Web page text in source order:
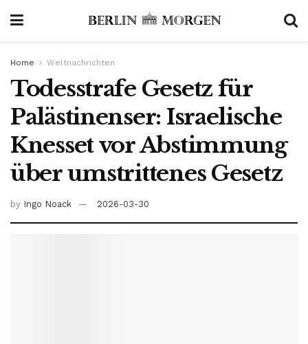
Home Weltnachrichten
Todesstrafe Gesetz für
Palästinenser: Israelische
Knesset vor Abstimmung
über umstrittenes Gesetz
by Ingo Noack 2026-03-30